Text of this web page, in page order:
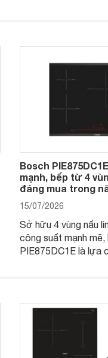
gia đình.
Bosch
mạnh, bếp từ 4
đáng mua trong
15/07/2026
Sở hữu 4 vùng nấu
công suất mạnh
PIE875DC1E là lựa